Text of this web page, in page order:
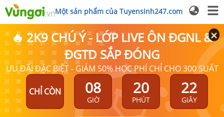
Một sản phẩm của Tuyensinh247.com
🔥 2K9 CHÚ Ý - LỚP LIVE ÔN ĐGNL &
ĐGTD SẮP ĐÓNG
ƯU ĐÃI ĐẶC BIỆT - GIẢM 50% HỌC PHÍ CHỈ CHO 300 SUẤT
CHỈ CÒN 08
GIỜ
20
PHÚT
22
GIÂY